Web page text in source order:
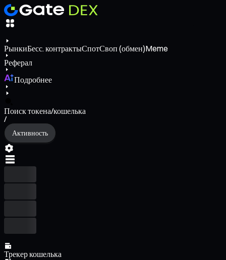
РынкиБесс. контрактыСпотСвоп (обмен)Meme
Реферал
Подробнее
Поиск токена/кошелька
/
Активность
Трекер кошелька